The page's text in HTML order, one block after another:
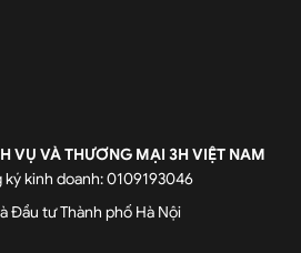
VỤ VÀ THƯƠNG MẠI 3H VIỆT NAM
kinh doanh: 0109193046
Đầu tư Thành phố Hà Nội